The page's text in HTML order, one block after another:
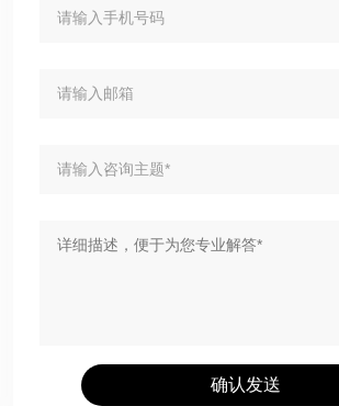
确认发送